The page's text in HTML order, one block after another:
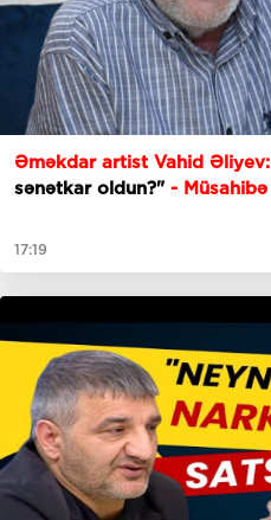
Əməkdar artist Vahid Əliyev:
sənətkar oldun?" - Müsahibə
17:19